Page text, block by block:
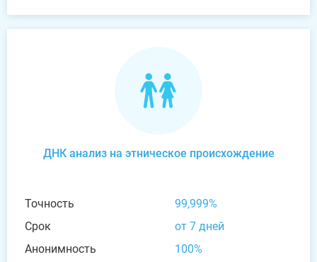
ДНК анализ на этническое происхождение
Точность
99,999%
Срок
от 7 дней
Анонимность
100%